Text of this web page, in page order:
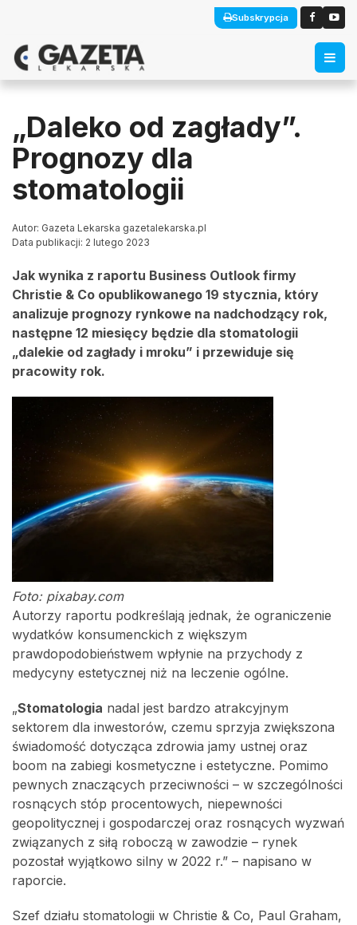
Subskrypcja
„Daleko od zagłady”.
Prognozy dla
stomatologii
Autor: Gazeta Lekarska gazetalekarska.pl
Data publikacji: 2 lutego 2023
Jak wynika z raportu Business Outlook firmy
Christie & Co opublikowanego 19 stycznia, który
analizuje prognozy rynkowe na nadchodzący rok,
następne 12 miesięcy będzie dla stomatologii
„dalekie od zagłady i mroku” i przewiduje się
pracowity rok.
Foto: pixabay.com
Autorzy raportu podkreślają jednak, że ograniczenie
wydatków konsumenckich z większym
prawdopodobieństwem wpłynie na przychody z
medycyny estetycznej niż na leczenie ogólne.
„Stomatologia nadal jest bardzo atrakcyjnym
sektorem dla inwestorów, czemu sprzyja zwiększona
świadomość dotycząca zdrowia jamy ustnej oraz
boom na zabiegi kosmetyczne i estetyczne. Pomimo
pewnych znaczących przeciwności – w szczególności
rosnących stóp procentowych, niepewności
geopolitycznej i gospodarczej oraz rosnących wyzwań
związanych z siłą roboczą w zawodzie – rynek
pozostał wyjątkowo silny w 2022 r.” – napisano w
raporcie.
Szef działu stomatologii w Christie & Co, Paul Graham,